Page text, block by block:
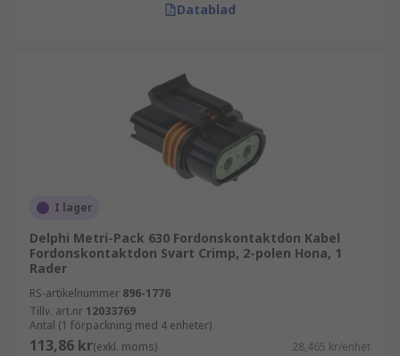
Datablad
I lager
Delphi Metri-Pack 630 Fordonskontaktdon Kabel
Fordonskontaktdon Svart Crimp, 2-polen Hona, 1
Rader
RS-artikelnummer 896-1776
Tillv. art.nr 12033769
Antal (1 förpackning med 4 enheter)
113,86 kr(exkl. moms) 28,465 kr/enhet